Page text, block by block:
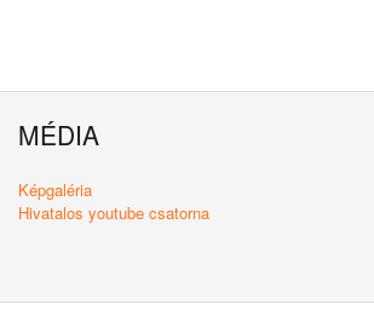
MÉDIA
Képgaléria
Hivatalos youtube csatorna